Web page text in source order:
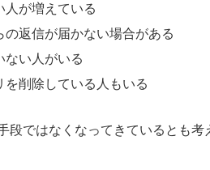
人が増えている
返信が届かない場合がある
ない人がいる
削除している人もいる
ではなくなってきているとも考